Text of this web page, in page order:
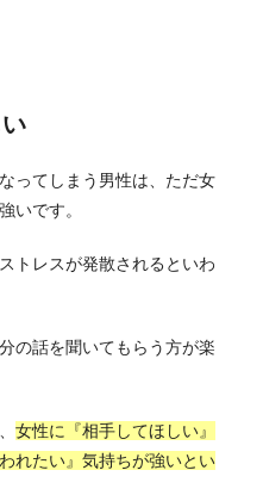
ってしまう男性は、ただ女
いです。
トレスが発散されるといわ
の話を聞いてもらう方が楽
女性に『相手してほしい』
れたい』気持ちが強いとい